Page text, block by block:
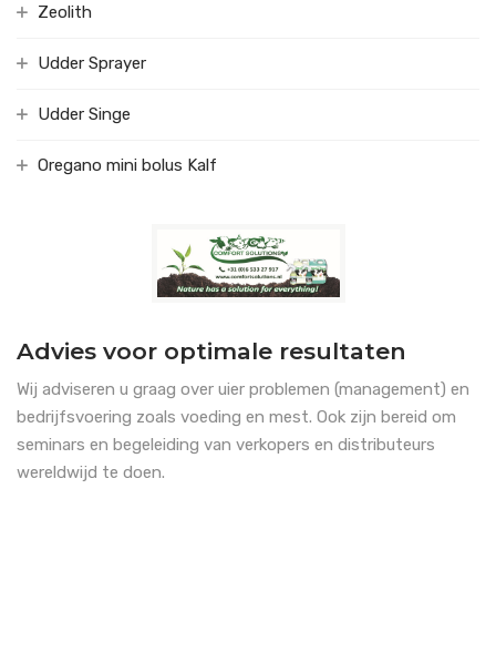
Zeolith
Udder Sprayer
Udder Singe
Oregano mini bolus Kalf
Advies voor optimale resultaten
Wij adviseren u graag over uier problemen (management) en
bedrijfsvoering zoals voeding en mest. Ook zijn bereid om
seminars en begeleiding van verkopers en distributeurs
wereldwijd te doen.